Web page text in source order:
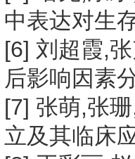
中表达对生
[6] 刘超霞,
后影响因素
[7] 张萌,张
立及其临床